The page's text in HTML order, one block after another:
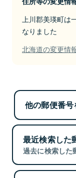
上川郡美瑛町は
なりました
北海道の変更情
他の郵便番
最近検索した
過去に検索した